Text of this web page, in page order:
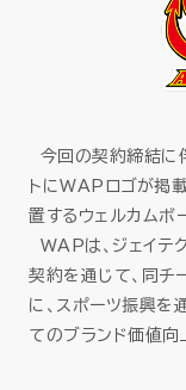
資料ダウ
EN
今回の契約締結に
トにWAPロゴが掲
置するウェルカムボ
WAPは、ジェイテ
契約を通じて、同チ
に、スポーツ振興を
てのブランド価値向